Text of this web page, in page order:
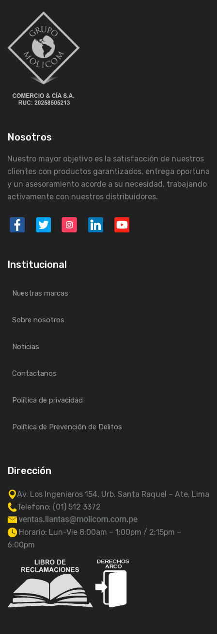
Nosotros
Nuestro mayor objetivo es la satisfacción de nuestros
clientes con productos garantizados, entrega oportuna
y un asesoramiento acorde a su necesidad, trabajando
activamente con nuestros distribuidores.
Institucional
Nuestras marcas
Sobre nosotros
Noticias
Contactanos
Política de privacidad
Política de Prevención de Delitos
Dirección
Av. Los Ingenieros 154, Urb. Santa Raquel – Ate, Lima
Telefono: (01) 512 3372
Horario: Lun-Vie 8:00am – 1:00pm / 2:15pm –
6:00pm